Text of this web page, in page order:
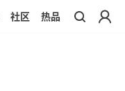
社区 热品